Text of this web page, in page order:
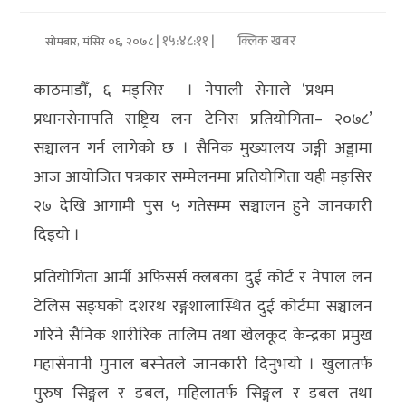
अर्थ/
मनाेरञ्जन
विज्ञान
प्रविधि
अन्तरर्वार्ता
विचार/
ब्लग
खेलकुद
रोचक
सोमबार, मंसिर ०६, २०७८| १५:४८:११ | क्लिक खबर
काठमाडौँ, ६ मङ्सिर । नेपाली सेनाले ‘प्रथम
प्रधानसेनापति राष्ट्रिय लन टेनिस प्रतियोगिता– २०७८’
सञ्चालन गर्न लागेको छ । सैनिक मुख्यालय जङ्गी अड्डामा
आज आयोजित पत्रकार सम्मेलनमा प्रतियोगिता यही मङ्सिर
२७ देखि आगामी पुस ५ गतेसम्म सञ्चालन हुने जानकारी
दिइयो ।
प्रतियोगिता आर्मी अफिसर्स क्लबका दुई कोर्ट र नेपाल लन
टेलिस सङ्घको दशरथ रङ्गशालास्थित दुई कोर्टमा सञ्चालन
गरिने सैनिक शारीरिक तालिम तथा खेलकूद केन्द्रका प्रमुख
महासेनानी मुनाल बस्नेतले जानकारी दिनुभयो । खुलातर्फ
पुरुष सिङ्गल र डबल, महिलातर्फ सिङ्गल र डबल तथा